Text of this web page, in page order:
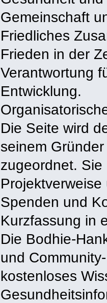
Gemeinschaft
Friedliches
Frieden in der
Verantwortung
Entwicklung.
Die Seite wird
seinem
zugeordnet.
Spenden und
Kurzfassung in
Die Bodhie-
und
kostenloses